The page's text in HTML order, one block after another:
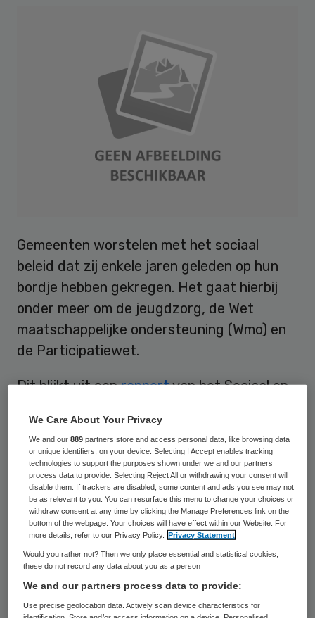
Gemeenten worstelen met het sociaal
beleid dat zij enkele jaren geleden op hun
bordje hebben gekregen. Het gaat hierbij
onder meer om de jeugdzorg, de Wet
maatschappelijke ondersteuning (Wmo) en
de Participatiewet.
Dit blijkt uit eenrapportvan het Sociaal en
onderzoekers zich onder meer baseren op
informatie van griffiers.
In ongeveer 40 procent van de
onderzochte gemeenten is het volgens
griffiers voor gemeenteraadsleden moeilijk
om over voldoende tijd te beschikken voor
de taakuitvoering. Zij zijn echter wel
verantwoordelijk voor het beleid. In
ongeveer 1 op de 10 deelnemende
We Care About Your Privacy
We and our889 partners store and access personal data, like browsing data
or unique identifiers, on your device. Selecting I Accept enables tracking
technologies to support the purposes shown under we and our partners
process data to provide. Selecting Reject All or withdrawing your consent will
disable them. If trackers are disabled, some content and ads you see may not
be as relevant to you. You can resurface this menu to change your choices or
withdraw consent at any time by clicking the Manage Preferences link on the
bottom of the webpage. Your choices will have effect within our Website. For
more details, refer to our Privacy Policy.
Privacy Statement
Would you rather not? Then we only place essential and statistical cookies,
these do not record any data about you as a person
We and our partners process data to provide:
Use precise geolocation data. Actively scan device characteristics for